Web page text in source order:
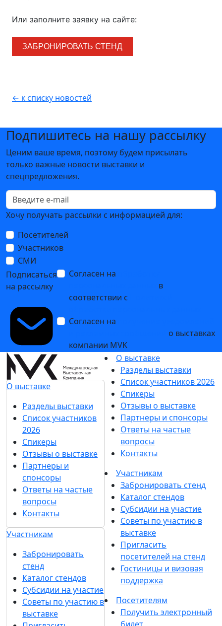
Или заполните заявку на сайте:
ЗАБРОНИРОВАТЬ СТЕНД
← к списку новостей
Подпишитесь на нашу рассылку
Ценим ваше время, поэтому будем присылать
только важные новости выставки и
спецпредложения.
Хочу получать рассылки с информацией для:
Посетителей
Участников
СМИ
Подписаться
на рассылку
Согласен на
в
соответствии с
Согласен на
о выставках
компании MVK
О выставке
Разделы выставки
Список участников
2026
Спикеры
Отзывы о выставке
Партнеры и
спонсоры
Ответы на частые
вопросы
Контакты
Участникам
Забронировать
стенд
Каталог стендов
Субсидии на участие
Советы по участию в
выставке
О выставке
Разделы выставки
Список участников 2026
Спикеры
Отзывы о выставке
Партнеры и спонсоры
Ответы на частые
вопросы
Контакты
Участникам
Забронировать стенд
Каталог стендов
Субсидии на участие
Советы по участию в
выставке
Пригласить
посетителей на стенд
Гостиницы и визовая
поддержка
Посетителям
Получить электронный